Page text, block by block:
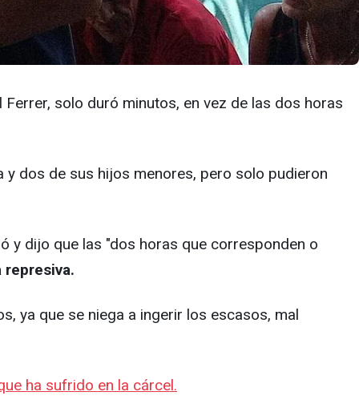
solo duró minutos, en vez de las dos horas
y dos de sus hijos menores, pero solo pudieron
y dijo que las "dos horas que corresponden o
ya que se niega a ingerir los escasos, mal
ha sufrido en la cárcel.